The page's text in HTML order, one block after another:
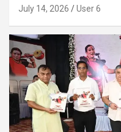
July 14, 2026 User 6